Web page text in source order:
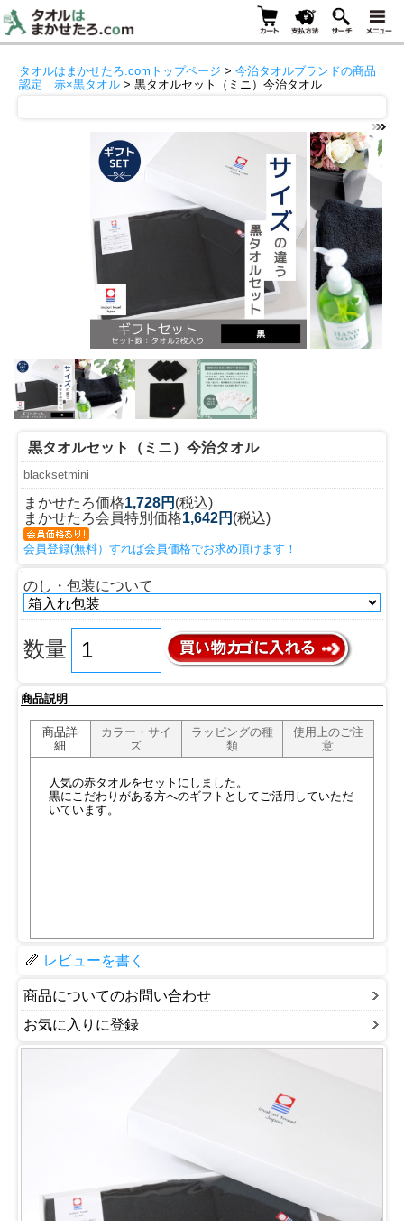
タオルはまかせたろ.comトップページ > 今治タオルブランドの商品
認定 赤×黒タオル > 黒タオルセット（ミニ）今治タオル
黒タオルセット（ミニ）今治タオル
blacksetmini
まかせたろ価格1,728円 (税込)
まかせたろ会員特別価格1,642円 (税込)
会員登録(無料）すれば会員価格でお求め頂けます！
のし・包装について
数量
商品説明
商品詳
細
カラー・サイ
ズ
ラッピングの種
類
使用上のご注
意
人気の赤タオルをセットにしました。
黒にこだわりがある方へのギフトとしてご活用していただ
いています。
レビューを書く
商品についてのお問い合わせ
お気に入りに登録